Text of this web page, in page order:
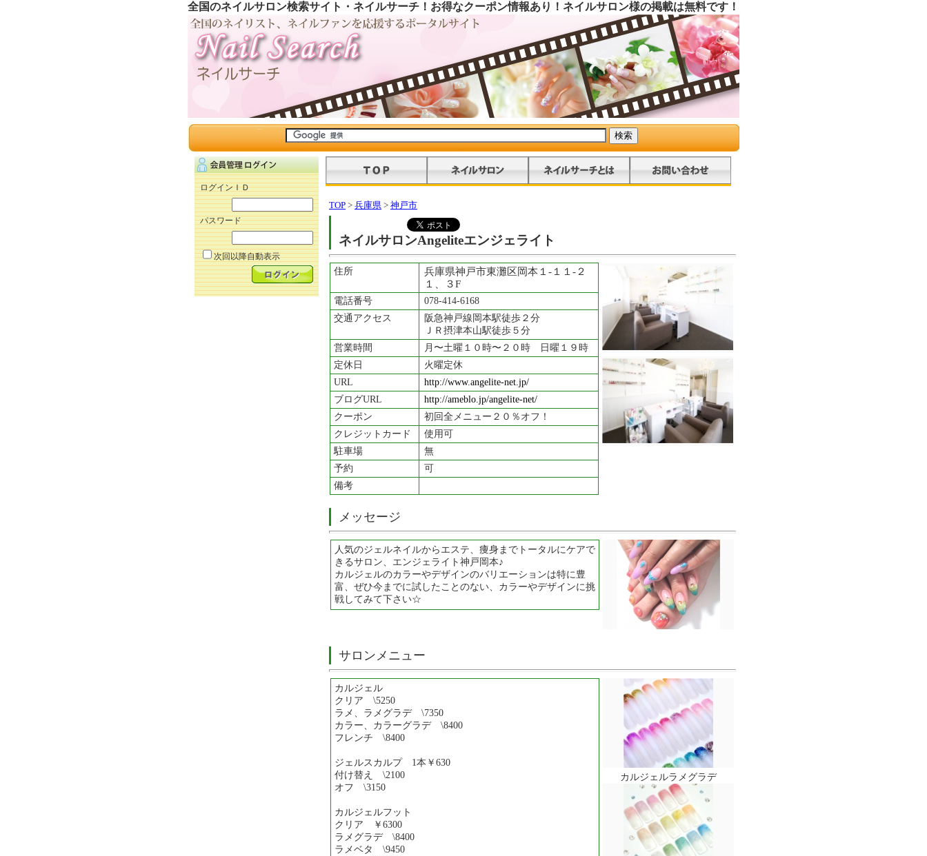
全国のネイルサロン検索サイト・ネイルサーチ！お得なクーポン情報あり！ネイルサロン様の掲載は無料です！
ログインＩＤ
パスワード
次回以降自動表示
TOP > 兵庫県 > 神戸市
ネイルサロンAngeliteエンジェライト
住所
兵庫県神戸市東灘区岡本１-１１-２
１、３F
電話番号
078-414-6168
交通アクセス
阪急神戸線岡本駅徒歩２分
ＪＲ摂津本山駅徒歩５分
営業時間
月〜土曜１０時〜２０時 日曜１９時
定休日
火曜定休
URL
http://www.angelite-net.jp/
ブログURL
http://ameblo.jp/angelite-net/
クーポン
初回全メニュー２０％オフ！
クレジットカード
使用可
駐車場
無
予約
可
備考
メッセージ
人気のジェルネイルからエステ、痩身までトータルにケアで
きるサロン、エンジェライト神戸岡本♪
カルジェルのカラーやデザインのバリエーションは特に豊
富、ぜひ今までに試したことのない、カラーやデザインに挑
戦してみて下さい☆
サロンメニュー
カルジェル
クリア \5250
ラメ、ラメグラデ \7350
カラー、カラーグラデ \8400
フレンチ \8400
ジェルスカルプ 1本￥630
付け替え \2100
オフ \3150
カルジェルフット
クリア ￥6300
ラメグラデ \8400
ラメベタ \9450
カルジェルラメグラデ